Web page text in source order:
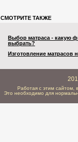
СМОТРИТЕ ТАКЖЕ
Выбор матраса - какую
выбрать?
Изготовление матрасов
Работая с этим сайтом,
Это необходимо для